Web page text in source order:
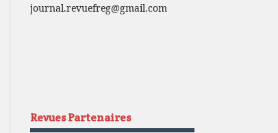
journal.revuefreg@gmail.com
Revues Partenaires